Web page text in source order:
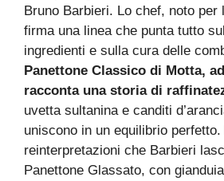
Bruno Barbieri. Lo chef, noto per
firma una linea che punta tutto
ingredienti e sulla cura delle
Panettone Classico di Motta,
racconta una storia di
uvetta sultanina e canditi
uniscono in un equilibrio
reinterpretazioni che Barbieri
Panettone Glassato, con